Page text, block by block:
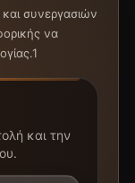
συνεργασιών
να
και την